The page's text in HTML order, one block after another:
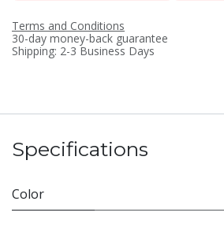
Terms and Conditions
30-day money-back guarantee
Shipping: 2-3 Business Days
Specifications
Color